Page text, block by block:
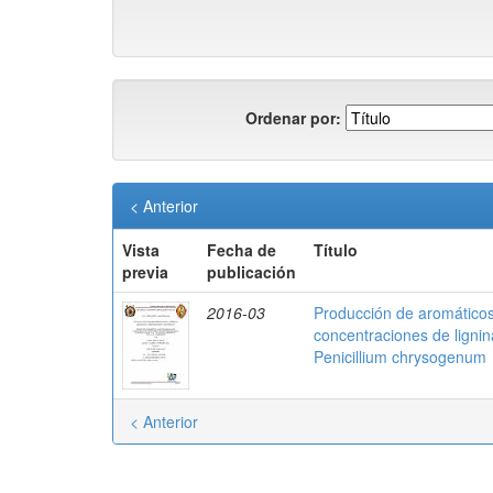
Ordenar por:
< Anterior
Vista
previa
Fecha de
publicación
Título
2016-03
Producción de
concentraciones de
Penicillium chrysogenum
< Anterior